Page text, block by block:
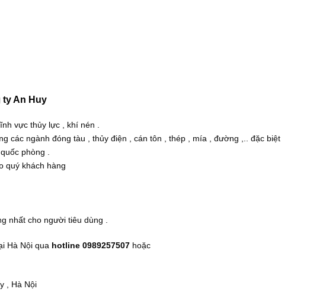
ty An Huy
vực thủy lực , khí nén .
các ngành đóng tàu , thủy điện , cán tôn , thép , mía , đường ,.. đặc biệt
phòng .
quý khách hàng
nhất cho người tiêu dùng .
Hà Nội qua hotline 0989257507 hoặc
, Hà Nội